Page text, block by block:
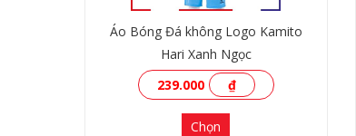
Áo Bóng Đá không Logo Kamito
Hari Xanh Ngọc
239.000
₫
Chọn